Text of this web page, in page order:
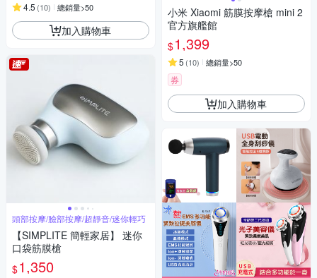
4.5 (10) 總銷量>50
加入購物車
頭部按摩/臉部按摩/超靜音/迷你輕巧
【SIMPLITE 簡輕家居】 迷你
口袋筋膜槍
$1,350
小米 Xiaomi 筋膜按摩槍 mini 2
官方旗艦館
$1,399
5 (10) 總銷量>50
券
加入購物車